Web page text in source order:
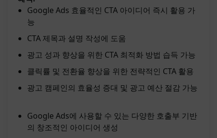
Google Ads 효율적인 CTA 아이디어 즉시 활용 가
능
CTA 제목과 설명 작성에 도움
광고 성과 향상을 위한 CTA 최적화 방법 습득 가능
클릭률 및 전환율 향상을 위한 전략적인 CTA 활용
광고 캠페인의 효율성 증대 및 광고 예산 절감 가능
Google Ads에 사용할 수 있는 다양한 호출부 기반
의 창조적인 아이디어 생성